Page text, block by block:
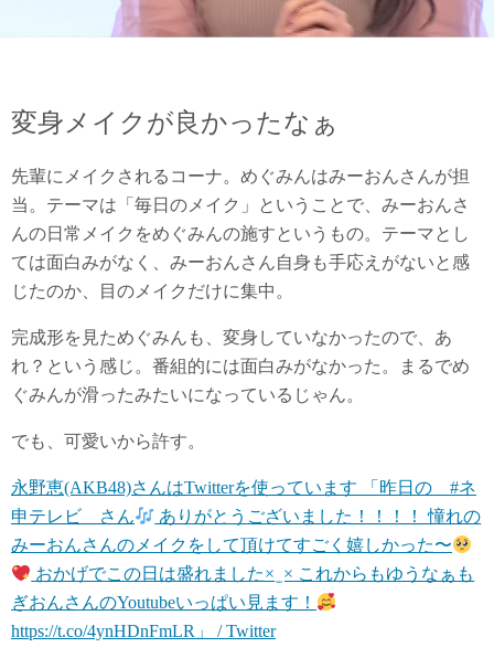
変身メイクが良かったなぁ
先輩にメイクされるコーナ。めぐみんはみーおんさんが担
当。テーマは「毎日のメイク」ということで、みーおんさ
んの日常メイクをめぐみんの施すというもの。テーマとし
ては面白みがなく、みーおんさん自身も手応えがないと感
じたのか、目のメイクだけに集中。
完成形を見ためぐみんも、変身していなかったので、あ
れ？という感じ。番組的には面白みがなかった。まるでめ
ぐみんが滑ったみたいになっているじゃん。
でも、可愛いから許す。
永野恵(AKB48)さんはTwitterを使っています 「昨日の #ネ
申テレビ さん
ありがとうございました！！！！ 憧れの
みーおんさんのメイクをして頂けてすごく嬉しかった〜
おかげでこの日は盛れました× ̫ × これからもゆうなぁも
ぎおんさんのYoutubeいっぱい見ます！
https://t.co/4ynHDnFmLR」 / Twitter